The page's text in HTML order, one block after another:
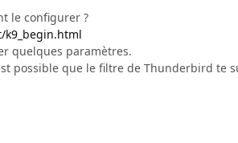
le configurer ?
k9_begin.html
quelques paramètres.
possible que le filtre de Thunderbird te